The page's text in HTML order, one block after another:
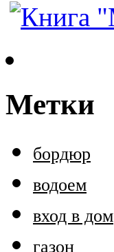
Метки
бордюр
водоем
вход в дом
газон